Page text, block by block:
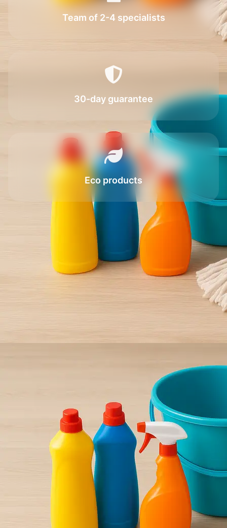
Team of 2-4 specialists
30-day guarantee
Eco products